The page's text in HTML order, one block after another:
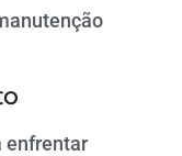
enfrentar